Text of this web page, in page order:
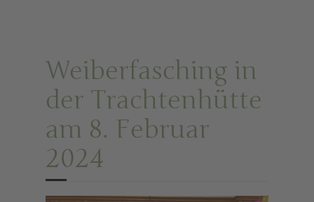
Weiberfasching in
der Trachtenhütte
am 8. Februar
2024